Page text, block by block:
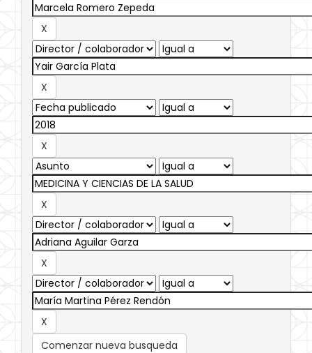
Comenzar nueva busqueda